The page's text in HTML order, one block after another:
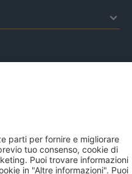
Di Informazioni